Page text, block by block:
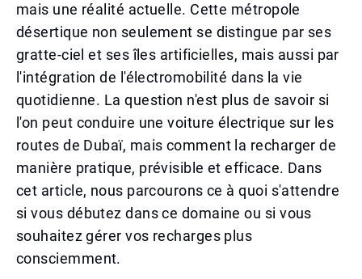
mais une réalité actuelle. Cette métropole
désertique non seulement se distingue par ses
gratte-ciel et ses îles artificielles, mais aussi par
l'intégration de l'électromobilité dans la vie
quotidienne. La question n'est plus de savoir si
l'on peut conduire une voiture électrique sur les
routes de Dubaï, mais comment la recharger de
manière pratique, prévisible et efficace. Dans
cet article, nous parcourons ce à quoi s'attendre
si vous débutez dans ce domaine ou si vous
souhaitez gérer vos recharges plus
consciemment.